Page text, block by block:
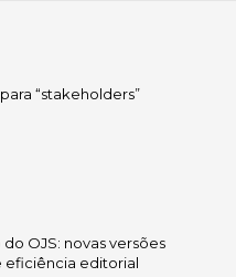
“stakeholders”
OJS: novas versões
eficiência editorial